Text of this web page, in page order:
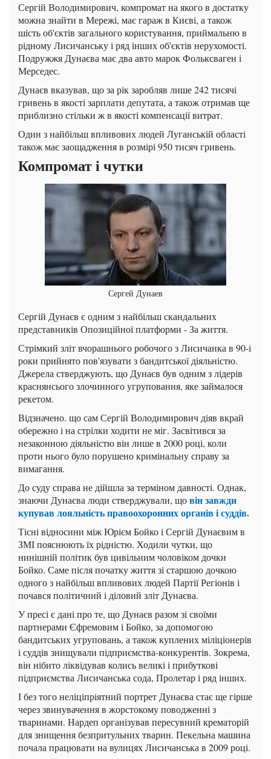
Сергій Володимирович, компромат на якого в достатку
можна знайти в Мережі, має гараж в Києві, а також
шість об'єктів загального користування, приймальню в
рідному Лисичанську і ряд інших об'єктів нерухомості.
Подружжя Дунаєва має два авто марок Фольксваген і
Мерседес.
Дунаєв вказував, що за рік заробляв лише 242 тисячі
гривень в якості зарплати депутата, а також отримав ще
приблизно стільки ж в якості компенсації витрат.
Один з найбільш впливових людей Луганській області
також має заощадження в розмірі 950 тисяч гривень.
Компромат і чутки
Сергей Дунаев
Сергій Дунаєв є одним з найбільш скандальних
представників Опозиційної платформи - За життя.
Стрімкий зліт вчорашнього робочого з Лисичанка в 90-і
роки прийнято пов'язувати з бандитської діяльністю.
Джерела стверджують, що Дунаєв був одним з лідерів
краснянсього злочинного угруповання, яке займалося
рекетом.
Відзначено. що сам Сергій Володимирович діяв вкрай
обережно і на стрілки ходити не міг. Засвітився за
незаконною діяльністю він лише в 2000 році, коли
проти нього було порушено кримінальну справу за
вимагання.
До суду справа не дійшла за терміном давності. Однак,
знаючи Дунаєва люди стверджували, щовін завжди
купував лояльність правоохоронних органів і суддів.
Тісні відносини між Юрієм Бойко і Сергій Дунаєвим в
ЗМІ пояснюють їх рідністю. Ходили чутки, що
нинішній політик був цивільним чоловіком дочки
Бойко. Саме після початку життя зі старшою дочкою
одного з найбільш впливових людей Партії Регіонів і
почався політичний і діловий зліт Дунаєва.
У пресі є дані про те, що Дунаєв разом зі своїми
партнерами Єфремовим і Бойко, за допомогою
бандитських угруповань, а також куплених міліціонерів
і суддів знищували підприємства-конкурентів. Зокрема,
він нібито ліквідував колись великі і прибуткові
підприємства Лисичанська сода, Пролетар і ряд інших.
І без того неліціпріятний портрет Дунаєва стає ще гірше
через звинувачення в жорстокому поводженні з
тваринами. Нардеп організував пересувний крематорій
для знищення безпритульних тварин. Пекельна машина
почала працювати на вулицях Лисичанська в 2009 році.